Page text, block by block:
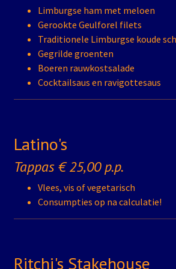
Limburgse ham met meloen
Gerookte Geulforel filets
Traditionele Limburgse koude
Gegrilde groenten
Boeren rauwkostsalade
Cocktailsaus en ravigottesaus
Latino's
Tappas € 25,00 p.p.
Vlees, vis of vegetarisch
Consumpties op na calculatie!
Ritchi's Stakehouse